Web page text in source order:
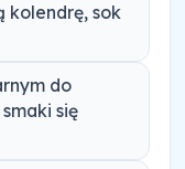
kolendrę, sok
do
się